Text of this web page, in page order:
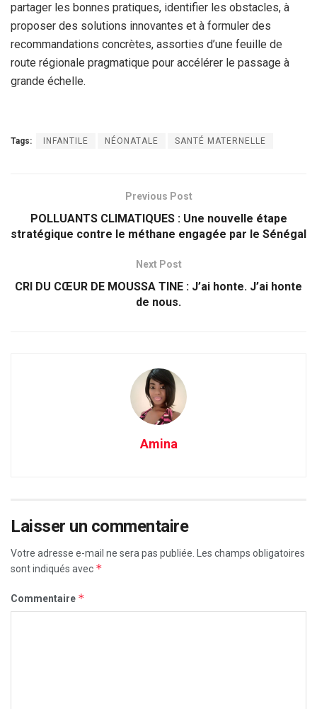
partager les bonnes pratiques, identifier les obstacles, à
proposer des solutions innovantes et à formuler des
recommandations concrètes, assorties d’une feuille de
route régionale pragmatique pour accélérer le passage à
grande échelle.
Tags: INFANTILE NÉONATALE SANTÉ MATERNELLE
Previous Post
POLLUANTS CLIMATIQUES : Une nouvelle étape
stratégique contre le méthane engagée par le Sénégal
Next Post
CRI DU CŒUR DE MOUSSA TINE : J’ai honte. J’ai honte
de nous.
Amina
Laisser un commentaire
Votre adresse e-mail ne sera pas publiée.
Les champs obligatoires
sont indiqués avec *
Commentaire *